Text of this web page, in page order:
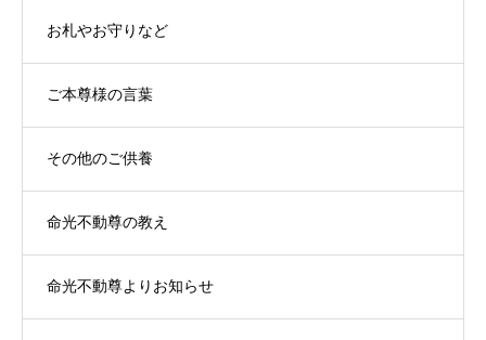
お札やお守りなど
ご本尊様の言葉
その他のご供養
命光不動尊の教え
命光不動尊よりお知らせ